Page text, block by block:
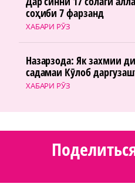
ХАБАРИ РӮЗ
соҳиби 7 фарзанд
ХАБАРИ РӮЗ
Назарзода: Як захмии
садамаи Кӯлоб